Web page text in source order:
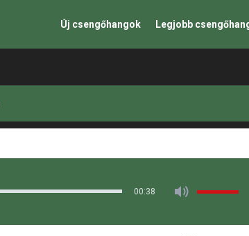
Új csengőhangok Legjobb
00:38